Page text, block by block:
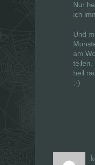
Nur
ich
Und
am
teilen.
heil
;·)